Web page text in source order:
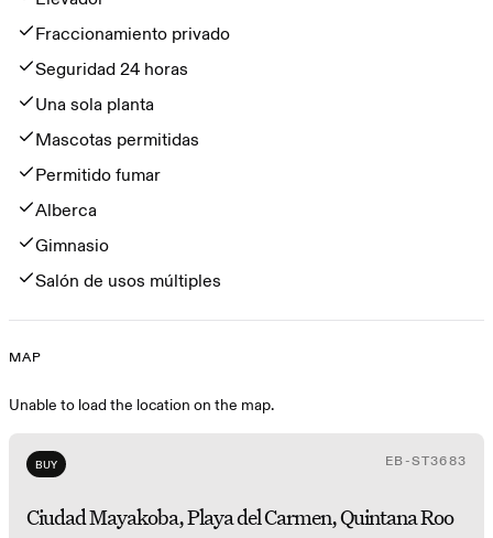
Fraccionamiento privado
Seguridad 24 horas
Una sola planta
Mascotas permitidas
Permitido fumar
Alberca
Gimnasio
Salón de usos múltiples
Map
MAP
Unable to load the location on the map.
BUY EB-ST3683
Ciudad Mayakoba, Playa del Carmen, Quintana Roo